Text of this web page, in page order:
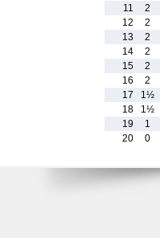
11
2
12
2
13
2
14
2
15
2
16
2
17
1½
18
1½
19
1
20
0